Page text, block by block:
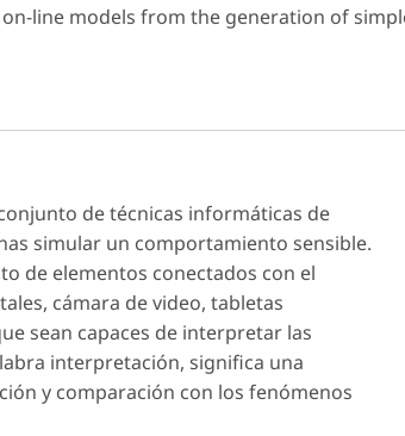
line models from the generation of
de técnicas informáticas de
simular un comportamiento sensible.
de elementos conectados con el
cámara de video, tabletas
sean capaces de interpretar las
interpretación, significa una
y comparación con los fenómenos